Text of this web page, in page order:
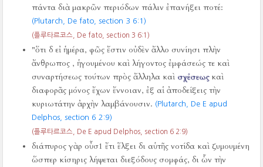
πάντα διὰ μακρῶν περιόδων πάλιν ἐπανήξει ποτέ:
(Plutarch, De fato, section 3 6:1)
(플루타르코스, De fato, section 3 6:1)
"ὅτι δ εἰ ἡμέρα, φῶς ἔστιν οὐδὲν ἄλλο συνίησι πλὴν
ἄνθρωπος , ἡγουμένου καὶ λήγοντος ἐμφάσεώς τε καὶ
συναρτήσεως τούτων πρὸς ἄλληλα καὶ σχέσεωςκαὶ
διαφορᾶς μόνος ἔχων ἔννοιαν, ἐξ αἱ ἀποδείξεις τὴν
κυριωτάτην ἀρχὴν λαμβάνουσιν. (Plutarch, De E apud
Delphos, section 6 2:9)
(플루타르코스, De E apud Delphos, section 6 2:9)
διάπυρος γὰρ οὖσ1 ἔτι ἕλξει δι αὑτῆς νοτίδα καὶ ζυμουμένη
ὥσπερ κίσηρις λήψεται διεξόδους σομφάς, δι ὧν τὴν